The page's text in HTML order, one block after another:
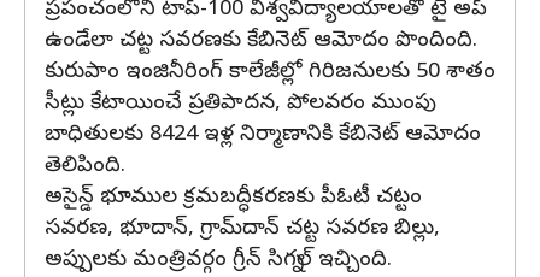
ప్రపంచంలోని టాప్‌-100 విశ్వవిద్యాలయాలతో టై అప్‌
ఉండేలా చట్ట సవరణకు కేబినెట్ ఆమోదం పొందింది.
కురుపాం ఇంజినీరింగ్ కాలేజీల్లో గిరిజనులకు 50 శాతం
సీట్లు కేటాయించే ప్రతిపాదన, పోలవరం ముంపు
బాధితులకు 8424 ఇళ్ల నిర్మాణానికి కేబినెట్ ఆమోదం
తెలిపింది.
అసైన్డ్ భూముల క్రమబద్ధీకరణకు పీఓటీ చట్టం
సవరణ, భూదాన్, గ్రామ్‌దాన్ చట్ట సవరణ బిల్లు,
అప్పులకు మంత్రివర్గం గ్రీన్ సిగ్నల్ ఇచ్చింది.